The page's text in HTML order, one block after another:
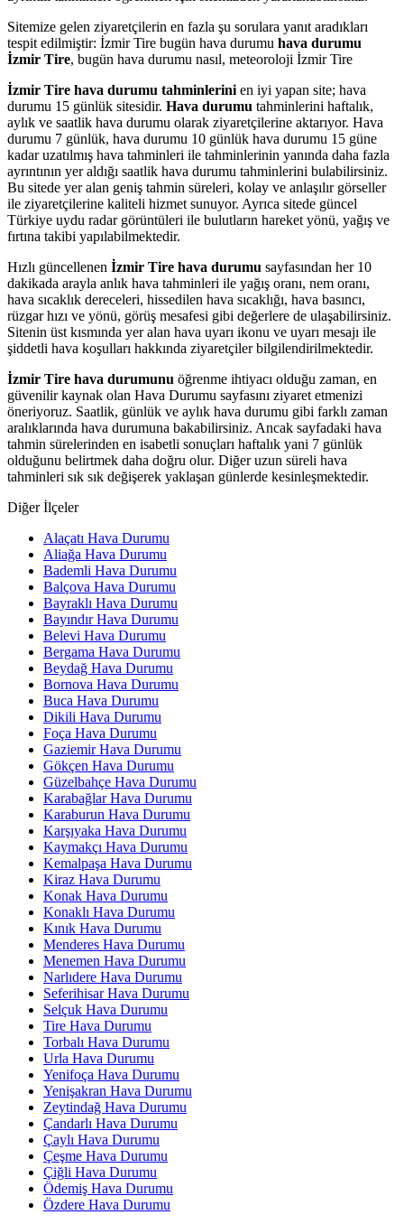
Sitemize gelen ziyaretçilerin en fazla şu sorulara yanıt aradıkları
tespit edilmiştir: İzmir Tire bugün hava durumu hava durumu
İzmir Tire, bugün hava durumu nasıl, meteoroloji İzmir Tire
İzmir Tire hava durumu tahminlerini en iyi yapan site; hava
durumu 15 günlük sitesidir. Hava durumu tahminlerini haftalık,
aylık ve saatlik hava durumu olarak ziyaretçilerine aktarıyor. Hava
durumu 7 günlük, hava durumu 10 günlük hava durumu 15 güne
kadar uzatılmış hava tahminleri ile tahminlerinin yanında daha fazla
ayrıntının yer aldığı saatlik hava durumu tahminlerini bulabilirsiniz.
Bu sitede yer alan geniş tahmin süreleri, kolay ve anlaşılır görseller
ile ziyaretçilerine kaliteli hizmet sunuyor. Ayrıca sitede güncel
Türkiye uydu radar görüntüleri ile bulutların hareket yönü, yağış ve
fırtına takibi yapılabilmektedir.
Hızlı güncellenen İzmir Tire hava durumu sayfasından her 10
dakikada arayla anlık hava tahminleri ile yağış oranı, nem oranı,
hava sıcaklık dereceleri, hissedilen hava sıcaklığı, hava basıncı,
rüzgar hızı ve yönü, görüş mesafesi gibi değerlere de ulaşabilirsiniz.
Sitenin üst kısmında yer alan hava uyarı ikonu ve uyarı mesajı ile
şiddetli hava koşulları hakkında ziyaretçiler bilgilendirilmektedir.
İzmir Tire hava durumunu öğrenme ihtiyacı olduğu zaman, en
güvenilir kaynak olan Hava Durumu sayfasını ziyaret etmenizi
öneriyoruz. Saatlik, günlük ve aylık hava durumu gibi farklı zaman
aralıklarında hava durumuna bakabilirsiniz. Ancak sayfadaki hava
tahmin sürelerinden en isabetli sonuçları haftalık yani 7 günlük
olduğunu belirtmek daha doğru olur. Diğer uzun süreli hava
tahminleri sık sık değişerek yaklaşan günlerde kesinleşmektedir.
Diğer İlçeler
Alaçatı Hava Durumu
Aliağa Hava Durumu
Bademli Hava Durumu
Balçova Hava Durumu
Bayraklı Hava Durumu
Bayındır Hava Durumu
Belevi Hava Durumu
Bergama Hava Durumu
Beydağ Hava Durumu
Bornova Hava Durumu
Buca Hava Durumu
Dikili Hava Durumu
Foça Hava Durumu
Gaziemir Hava Durumu
Gökçen Hava Durumu
Güzelbahçe Hava Durumu
Karabağlar Hava Durumu
Karaburun Hava Durumu
Karşıyaka Hava Durumu
Kaymakçı Hava Durumu
Kemalpaşa Hava Durumu
Kiraz Hava Durumu
Konak Hava Durumu
Konaklı Hava Durumu
Kınık Hava Durumu
Menderes Hava Durumu
Menemen Hava Durumu
Narlıdere Hava Durumu
Seferihisar Hava Durumu
Selçuk Hava Durumu
Tire Hava Durumu
Torbalı Hava Durumu
Urla Hava Durumu
Yenifoça Hava Durumu
Yenişakran Hava Durumu
Zeytindağ Hava Durumu
Çandarlı Hava Durumu
Çaylı Hava Durumu
Çeşme Hava Durumu
Çiğli Hava Durumu
Ödemiş Hava Durumu
Özdere Hava Durumu